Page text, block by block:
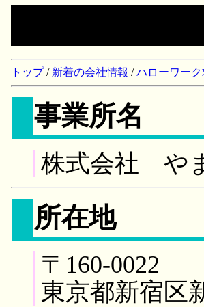
トップ/ 新着の会社情報 /ハローワーク
事業所名
株式会社 や
所在地
〒160-0022
東京都新宿区